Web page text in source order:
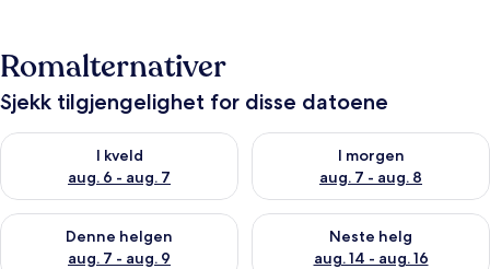
Romalternativer
Sjekk tilgjengelighet for disse datoene
I kveld
aug. 6 - aug. 7
Sjekk tilgjengelighet for i kveld, aug. 6 - aug. 7
I morgen
aug. 7 - aug. 8
Sjekk tilgjengelighet for i
Denne helgen
aug. 7 - aug. 9
Sjekk tilgjengelighet for denne helgen, aug. 7 - aug. 9
Neste helg
aug. 14 - aug. 16
Sjekk tilgjengelighet for neste